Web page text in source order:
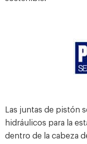
Las juntas de pistón
hidráulicos para la
dentro de la cabeza